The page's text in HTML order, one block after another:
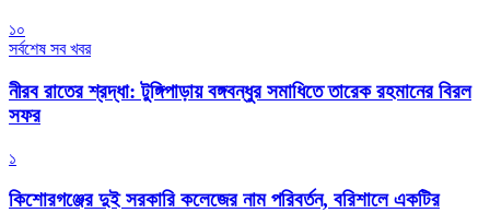
১০
সর্বশেষ সব খবর
নীরব রাতের শ্রদ্ধা: টুঙ্গিপাড়ায় বঙ্গবন্ধুর সমাধিতে তারেক রহমানের বিরল
সফর
১
কিশোরগঞ্জের দুই সরকারি কলেজের নাম পরিবর্তন, বরিশালে একটির